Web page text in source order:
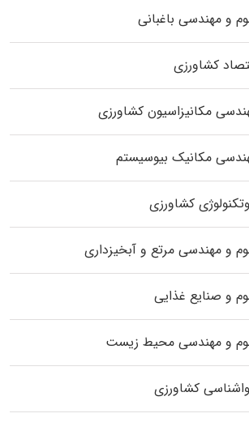
و مهندسی باغبانی
کشاورزی
مکانیزاسیون کشاورزی
مکانیک بیوسیستم
کشاورزی
و مهندسی مرتع و آبخیزداری
و صنایع غذایی
و مهندسی محیط زیست
کشاورزی